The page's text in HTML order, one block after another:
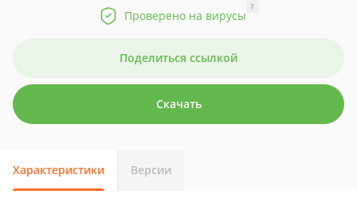
Проверено на вирусы
?
Поделиться ссылкой
Скачать
Характеристики Версии